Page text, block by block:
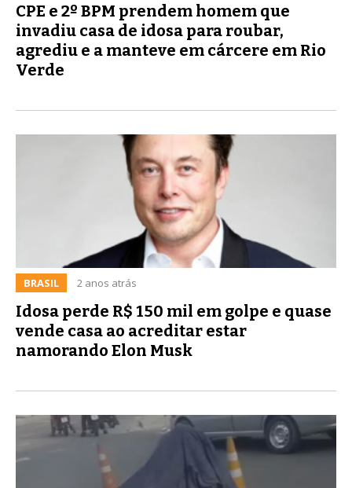
CPE e 2º BPM prendem homem que
invadiu casa de idosa para roubar,
agrediu e a manteve em cárcere em Rio
Verde
BRASIL 2 anos atrás
Idosa perde R$ 150 mil em golpe e quase
vende casa ao acreditar estar
namorando Elon Musk